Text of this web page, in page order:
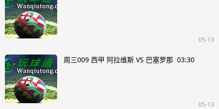
05-13
周三009 西甲 阿拉维斯 VS 巴塞罗那 03:30
05-13